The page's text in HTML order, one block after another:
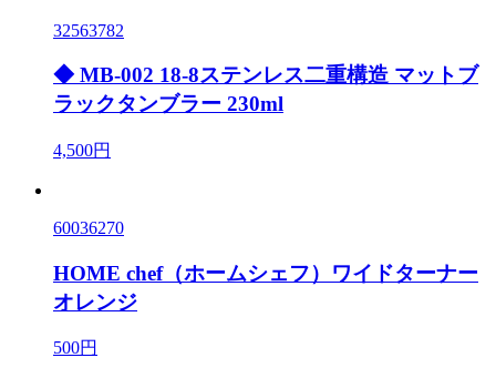
32563782
◆ MB-002 18-8ステンレス二重構造 マットブ
ラックタンブラー 230ml
4,500円
60036270
HOME chef（ホームシェフ）ワイドターナー
オレンジ
500円